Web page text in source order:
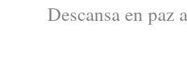
Descansa en paz